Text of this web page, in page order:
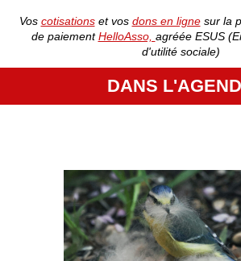
Vos cotisationset vos dons en lignesur la
de paiementHelloAsso, agréée ESUS
d'utilité sociale)
DANS